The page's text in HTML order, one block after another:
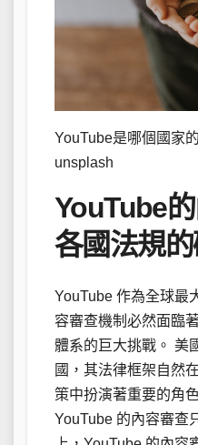
YouTube是哪個國家
unsplash
YouTube
各國法規
YouTube 作為全球最
容審查機制必然面臨
體系的巨大挑戰。 美
國，其法律框架自然
策中扮演著重要的角
YouTube 的內容審查